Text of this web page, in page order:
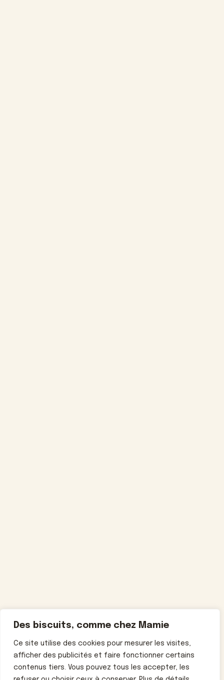
Des biscuits, comme chez Mamie
Ce site utilise des cookies pour mesurer les visites,
afficher des publicités et faire fonctionner certains
contenus tiers. Vous pouvez tous les accepter, les